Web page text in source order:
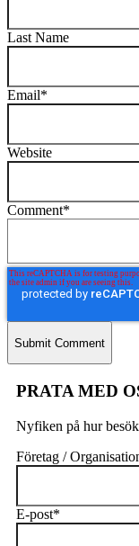
Last Name
Email*
Website
Comment*
PRATA MED
Nyfiken på hur
Företag /
E-post*